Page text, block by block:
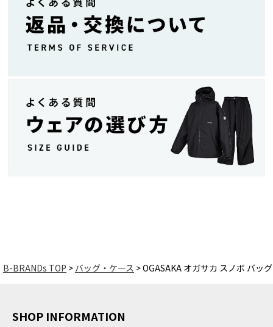
B-BRANDs TOP バッグ・ケース OGASAKA オガサカ スノボ バッ
SHOP INFORMATION